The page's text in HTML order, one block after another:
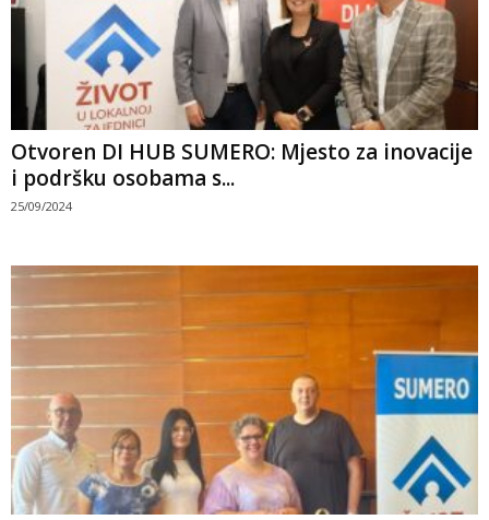
Otvoren DI HUB SUMERO: Mjesto za inovacije
i podršku osobama s...
25/09/2024